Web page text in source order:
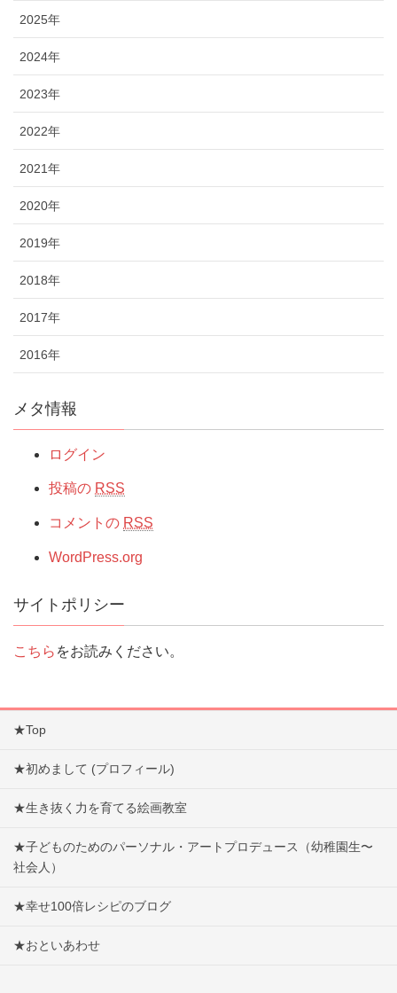
2025年
2024年
2023年
2022年
2021年
2020年
2019年
2018年
2017年
2016年
メタ情報
ログイン
投稿の RSS
コメントの RSS
WordPress.org
サイトポリシー
こちら をお読みください。
★Top
★初めまして (プロフィール)
★生き抜く力を育てる絵画教室
★子どものためのパーソナル・アートプロデュース（幼稚園生〜
社会人）
★幸せ100倍レシピのブログ
★おといあわせ